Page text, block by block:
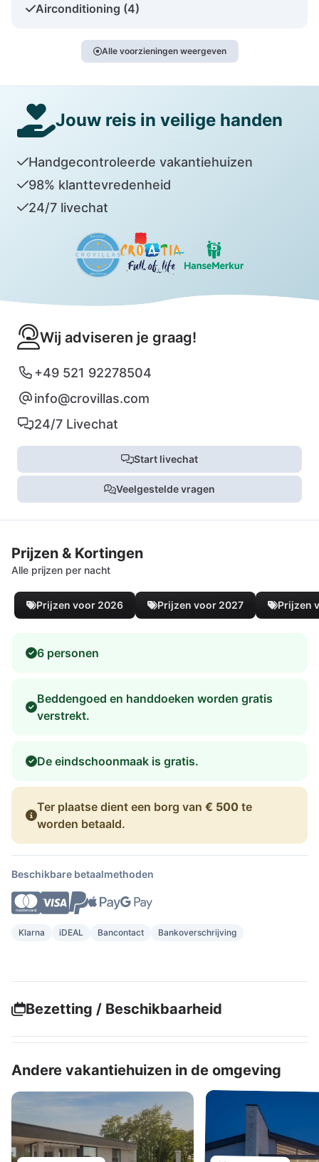
Airconditioning (4)
Alle voorzieningen weergeven
Jouw reis in veilige handen
Handgecontroleerde vakantiehuizen
98% klanttevredenheid
24/7 livechat
Wij adviseren je graag!
+49 521 92278504
info@crovillas.com
24/7 Livechat
Start livechat
Veelgestelde vragen
Prijzen & Kortingen
Alle prijzen per nacht
Prijzen voor 2026 Prijzen voor 2027 Prijzen
6 personen
Beddengoed en handdoeken worden gratis
verstrekt.
De eindschoonmaak is gratis.
Ter plaatse dient een borg van € 500 te
worden betaald.
Beschikbare betaalmethoden
Klarna iDEAL Bancontact Bankoverschrijving
Bezetting / Beschikbaarheid
Andere vakantiehuizen in de omgeving